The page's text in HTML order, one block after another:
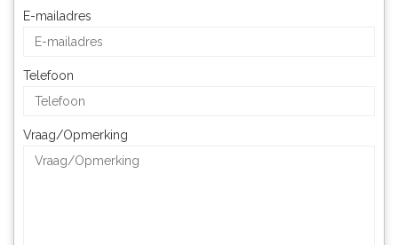
E-mailadres
Telefoon
Vraag/Opmerking